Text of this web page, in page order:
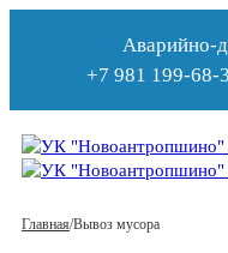
Аварийно-
+7 981 199-68-
Главная/Вывоз мусора